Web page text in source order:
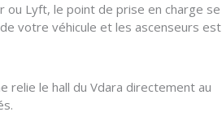
ou Lyft, le point de prise en charge se
votre véhicule et les ascenseurs est
relie le hall du Vdara directement au